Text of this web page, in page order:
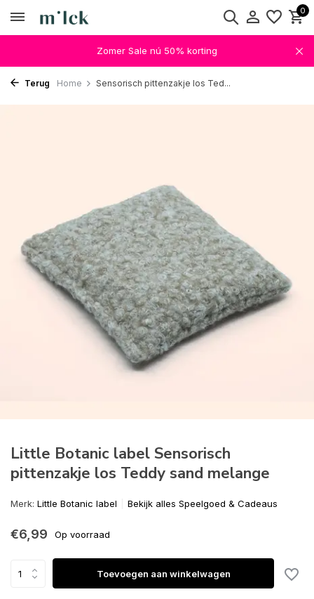
0
Zomer Sale nú 50% korting
Terug Home Sensorisch pittenzakje los Ted...
Little Botanic label Sensorisch
pittenzakje los Teddy sand melange
Merk: Little Botanic label Bekijk alles Speelgoed & Cadeaus
€6,99 Op voorraad
Toevoegen aan winkelwagen